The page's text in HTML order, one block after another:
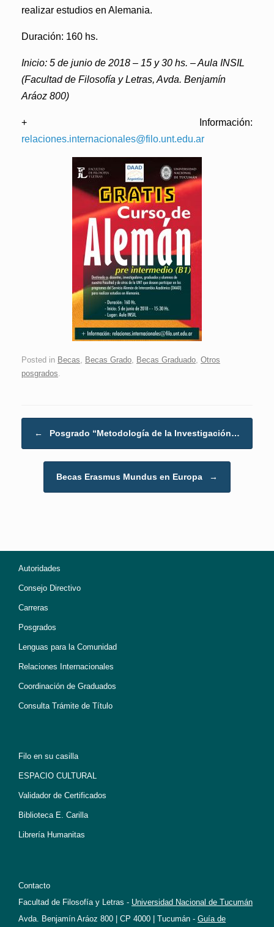
realizar estudios en Alemania.
Duración: 160 hs.
Inicio: 5 de junio de 2018 – 15 y 30 hs. – Aula INSIL
(Facultad de Filosofía y Letras, Avda. Benjamín
Aráoz 800)
+ Información:
relaciones.internacionales@filo.unt.edu.ar
Posted in Becas Becas Grado Becas Graduado Otros
posgrados
← Posgrado “Metodología de la Investigación…
Becas Erasmus Mundus en Europa →
Autoridades
Consejo Directivo
Carreras
Posgrados
Lenguas para la Comunidad
Relaciones Internacionales
Coordinación de Graduados
Consulta Trámite de Título
Filo en su casilla
ESPACIO CULTURAL
Validador de Certificados
Biblioteca E. Carilla
Librería Humanitas
Contacto
Facultad de Filosofía y Letras - Universidad Nacional de Tucumán
Avda. Benjamín Aráoz 800 | CP 4000 | Tucumán - Guía de